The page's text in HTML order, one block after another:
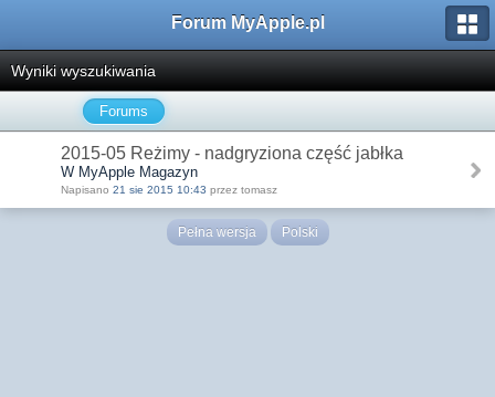
Forum MyApple.pl
Wyniki wyszukiwania
Forums
2015-05 Reżimy - nadgryziona część jabłka
W MyApple Magazyn
Napisano 21 sie 2015 10:43 przez tomasz
Pełna wersja Polski